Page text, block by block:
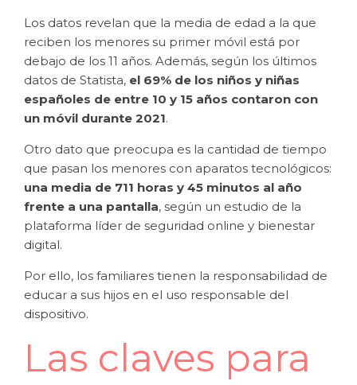
Los datos revelan que la media de edad a la que
reciben los menores su primer móvil está por
debajo de los 11 años. Además, según los últimos
datos de Statista, el 69% de los niños y niñas
españoles de entre 10 y 15 años contaron con
un móvil durante 2021.
Otro dato que preocupa es la cantidad de tiempo
que pasan los menores con aparatos tecnológicos:
una media de 711 horas y 45 minutos al año
frente a una pantalla, según un estudio de la
plataforma líder de seguridad online y bienestar
digital.
Por ello, los familiares tienen la responsabilidad de
educar a sus hijos en el uso responsable del
dispositivo.
Las claves para